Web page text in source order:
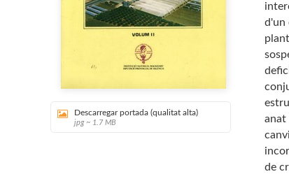
Descarregar portada (qualitat alta)
jpg ~ 1.7 MB
d'un
anat
de